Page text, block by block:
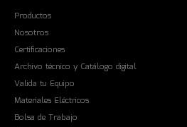
Productos
Nosotros
Certificaciones
Archivo técnico y Catálogo digital
Valida tu Equipo
Materiales Eléctricos
Bolsa de Trabajo